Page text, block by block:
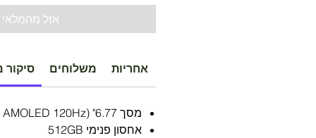
אזל מהמלאי
סיקור משלוחים אחריות
מסך 6.77" (Flow AMOLED 120Hz)
אחסון פנימי 512GB